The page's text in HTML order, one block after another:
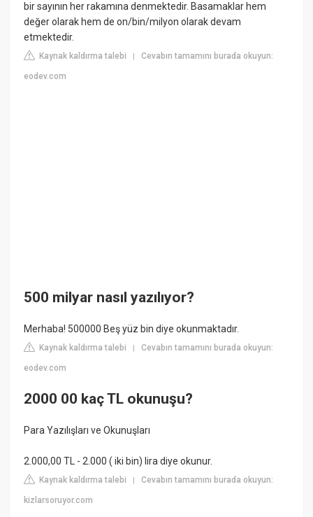
bir sayının her rakamına denmektedir. Basamaklar hem
değer olarak hem de on/bin/milyon olarak devam
etmektedir.
Kaynak kaldırma talebi |Cevabın tamamını burada okuyun:
eodev.com
500 milyar nasıl yazılıyor?
Merhaba! 500000 Beş yüz bin diye okunmaktadır.
Kaynak kaldırma talebi |Cevabın tamamını burada okuyun:
eodev.com
2000 00 kaç TL okunuşu?
Para Yazılışları ve Okunuşları
2.000,00 TL - 2.000 ( iki bin) lira diye okunur.
Kaynak kaldırma talebi |Cevabın tamamını burada okuyun:
kizlarsoruyor.com